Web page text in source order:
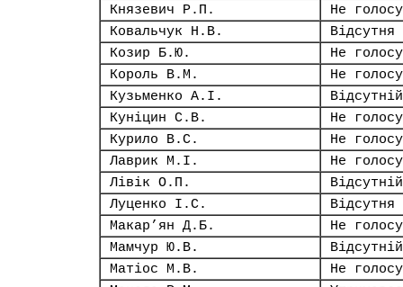
Князевич Р.П.
Не
Ковальчук Н.В.
Відсутня
Козир Б.Ю.
Не
Король В.М.
Не
Кузьменко А.І.
Відсутній
Куніцин С.В.
Не
Курило В.С.
Не
Лаврик М.І.
Не
Лівік О.П.
Відсутній
Луценко І.С.
Відсутня
Макар’ян Д.Б.
Не
Мамчур Ю.В.
Відсутній
Матіос М.В.
Не